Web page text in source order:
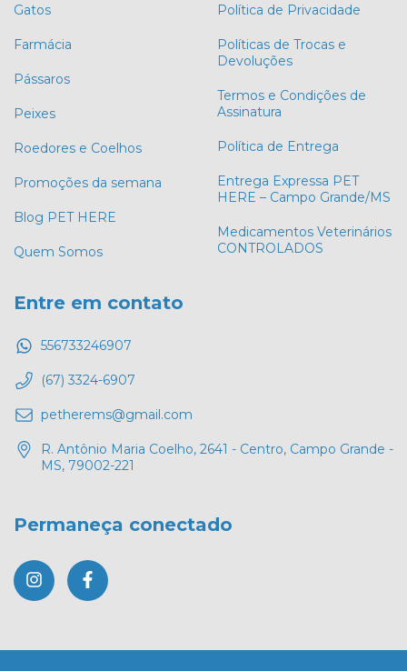
Gatos
Farmácia
Pássaros
Peixes
Roedores e Coelhos
Promoções da semana
Blog PET HERE
Quem Somos
Política de Privacidade
Políticas de Trocas e
Devoluções
Termos e Condições de
Assinatura
Política de Entrega
Entrega Expressa PET
HERE – Campo Grande/MS
Medicamentos Veterinários
CONTROLADOS
Entre em contato
556733246907
(67) 3324-6907
petherems@gmail.com
R. Antônio Maria Coelho, 2641 - Centro, Campo Grande -
MS, 79002-221
Permaneça conectado